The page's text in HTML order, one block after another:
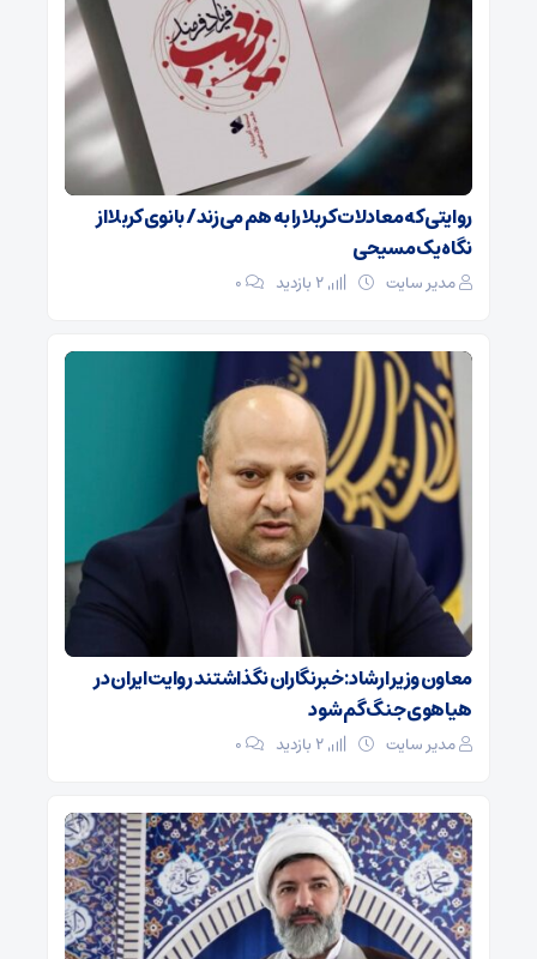
روایتی که معادلات کربلا را به هم می‌زند/ بانوی کربلا از
نگاه یک مسیحی
مدیر سایت ۰
معاون وزیر ارشاد: خبرنگاران نگذاشتند روایت ایران در
هیاهوی جنگ گم شود
مدیر سایت ۰